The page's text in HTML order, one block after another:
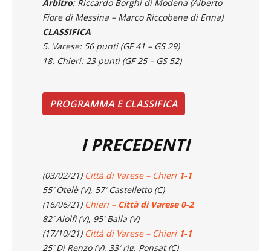
Fiore di Messina – Marco Riccobene di Enna)
CLASSIFICA
5. Varese: 56 punti (GF 41 – GS 29)
18. Chieri: 23 punti (GF 25 – GS 52)
PROGRAMMA E CLASSIFICA
I PRECEDENTI
55′ Otelè (V), 57′ Castelletto (C)
(16/06/21) Chieri –Città di Varese
82′ Aiolfi (V), 95′ Balla (V)
(17/10/21) Città di Varese – Chieri
25′ Di Renzo (V), 33′ rig. Ponsat (C)